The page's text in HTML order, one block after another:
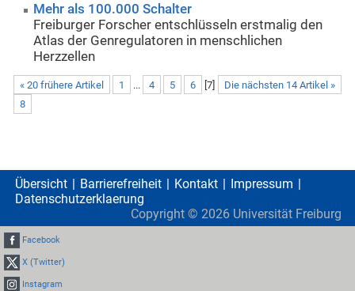
Mehr als 100.000 Schalter
Freiburger Forscher entschlüsseln erstmalig den
Atlas der Genregulatoren in menschlichen
Herzzellen
« 20 frühere Artikel Die nächsten 14 Artikel »
1 ... 4 5 6 [7]
8
Übersicht Barrierefreiheit Kontakt
Impressum
Datenschutzerklaerung
Copyright © 2026 Universität Freiburg
Facebook
X (Twitter)
Instagram